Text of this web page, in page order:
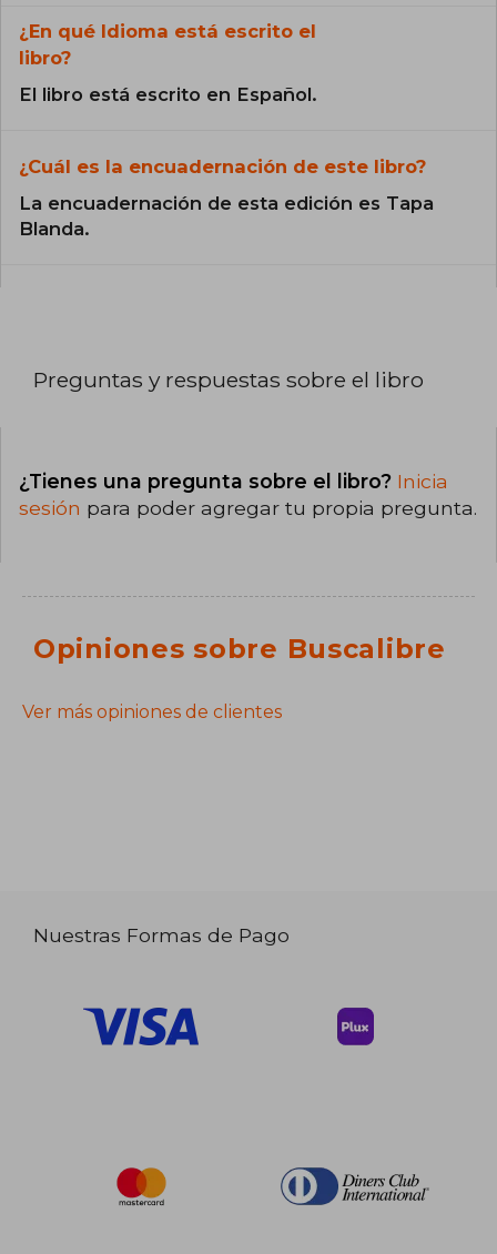
¿En qué Idioma está escrito el
libro?
El libro está escrito en Español.
¿Cuál es la encuadernación de este libro?
La encuadernación de esta edición es Tapa
Blanda.
Preguntas y respuestas sobre el libro
¿Tienes una pregunta sobre el libro? Inicia
sesión para poder agregar tu propia pregunta.
Opiniones sobre Buscalibre
Ver más opiniones de clientes
Nuestras Formas de Pago